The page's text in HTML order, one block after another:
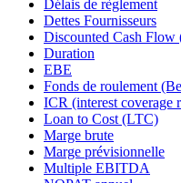
Délais de règlement
Dettes Fournisseurs
Discounted Cash Flow
Duration
EBE
Fonds de roulement
ICR (interest coverage
Loan to Cost (LTC)
Marge brute
Marge prévisionnelle
Multiple EBITDA